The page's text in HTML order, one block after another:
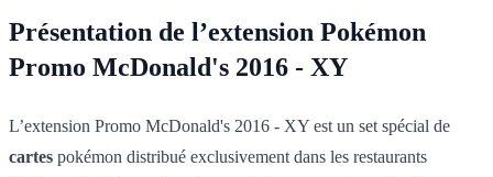
Présentation de l’extension Pokémon
Promo McDonald's 2016 - XY
L’extension Promo McDonald's 2016 - XY est un set spécial de
cartes pokémon distribué exclusivement dans les restaurants